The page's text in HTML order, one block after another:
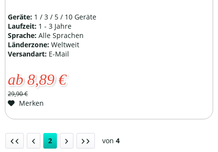
Geräte: 1 / 3 / 5 / 10 Geräte
Laufzeit: 1 - 3 Jahre
Sprache:Alle Sprachen
Länderzone:Weltweit
Versandart: E-Mail
ab 8,89 €
29,90 €
Merken
2 von 4